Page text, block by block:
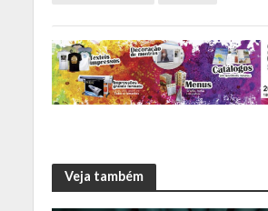
Veja também